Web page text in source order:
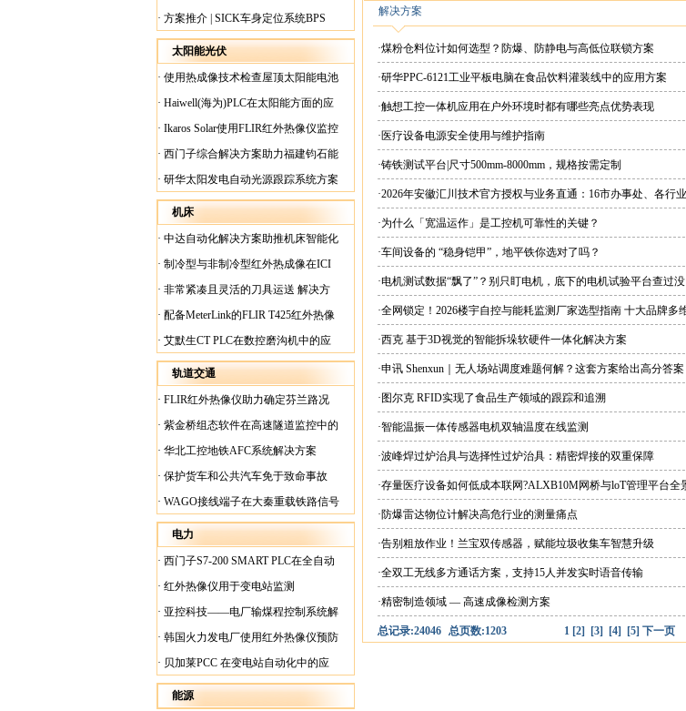
· 方案推介 | SICK车身定位系统BPS
太阳能光伏
· 使用热成像技术检查屋顶太阳能电池
板
· Haiwell(海为)PLC在太阳能方面的应
用
· Ikaros Solar使用FLIR红外热像仪监控
已装太阳能电池板
· 西门子综合解决方案助力福建钧石能
源飞速发展
· 研华太阳发电自动光源跟踪系统方案
机床
· 中达自动化解决方案助推机床智能化
升级
· 制冷型与非制冷型红外热成像在ICI
工厂内完美配合
· 非常紧凑且灵活的刀具运送 解决方
案
· 配备MeterLink的FLIR T425红外热像
仪帮助Medite Europe Ltd加快红外检测
工作速度
· 艾默生CT PLC在数控磨沟机中的应
用
轨道交通
· FLIR红外热像仪助力确定芬兰路况
· 紫金桥组态软件在高速隧道监控中的
应用
· 华北工控地铁AFC系统解决方案
· 保护货车和公共汽车免于致命事故
· WAGO接线端子在大秦重载铁路信号
楼设备中的应用
电力
· 西门子S7-200 SMART PLC在全自动
蓄电池短路内阻检测机上的应用
· 红外热像仪用于变电站监测
· 亚控科技——电厂输煤程控制系统解
决方案
· 韩国火力发电厂使用红外热像仪预防
火灾
· 贝加莱PCC 在变电站自动化中的应
用
能源
解决方案
·煤粉仓料位计如何选型？防爆、防静电与高低位联锁方案
·研华PPC-6121工业平板电脑在食品饮料灌装线中的应用方案
·触想工控一体机应用在户外环境时都有哪些亮点优势表现
·医疗设备电源安全使用与维护指南
·铸铁测试平台|尺寸500mm-8000mm，规格按需定制
·2026年安徽汇川技术官方授权与业务直通：16市办事处、各行
现货直供平台
·为什么「宽温运作」是工控机可靠性的关键？
·车间设备的 “稳身铠甲”，地平铁你选对了吗？
·电机测试数据“飘了”？别只盯电机，底下的电机试验平台查过没
·全网锁定！2026楼宇自控与能耗监测厂家选型指南 十大品牌多
·西克 基于3D视觉的智能拆垛软硬件一体化解决方案
·申讯 Shenxun｜无人场站调度难题何解？这套方案给出高分答案
·图尔克 RFID实现了食品生产领域的跟踪和追溯
·智能温振一体传感器电机双轴温度在线监测
·波峰焊过炉治具与选择性过炉治具：精密焊接的双重保障
·存量医疗设备如何低成本联网?ALXB10M网桥与loT管理平台全
·防爆雷达物位计解决高危行业的测量痛点
·告别粗放作业！兰宝双传感器，赋能垃圾收集车智慧升级
·全双工无线多方通话方案，支持15人并发实时语音传输
·精密制造领域 — 高速成像检测方案
总记录:24046 总页数:1203 1 [2] [3] [4] [5] 下一页